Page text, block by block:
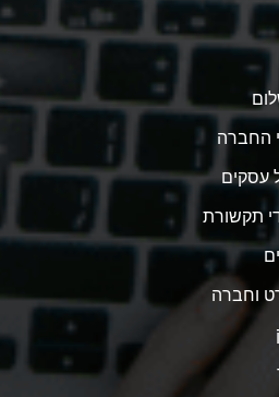
החברה
עסקים
תקשורת
וחברה